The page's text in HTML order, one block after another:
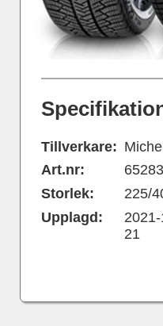
Tillverkare:
Art.nr:
Storlek:
Upplagd:
65283
225/
21